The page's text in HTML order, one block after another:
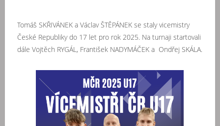
Tomáš SKŘIVÁNEK a Václav ŠTĚPÁNEK se staly vicemistry
České Republiky do 17 let pro rok 2025. Na turnaji startovali
dále Vojtěch RYGÁL, František NADYMÁČEK a Ondřej SKÁLA.